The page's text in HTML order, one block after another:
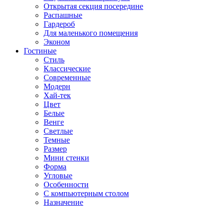
Открытая секция посередине
Распашные
Гардероб
Для маленького помещения
Эконом
Гостиные
Стиль
Классические
Современные
Модерн
Хай-тек
Цвет
Белые
Венге
Светлые
Темные
Размер
Мини стенки
Форма
Угловые
Особенности
С компьютерным столом
Назначение